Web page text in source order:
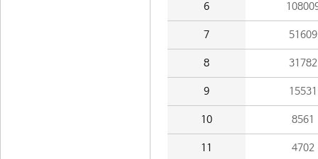
6
7 51609
8 31782
9 15531
10 8561
11 4702